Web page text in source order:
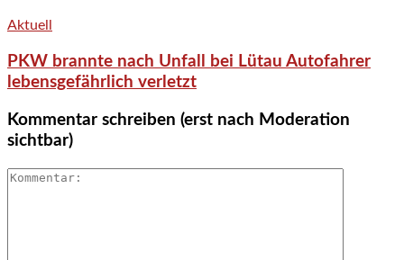
Aktuell
PKW brannte nach Unfall bei Lütau Autofahrer
lebensgefährlich verletzt
Kommentar schreiben (erst nach Moderation
sichtbar)